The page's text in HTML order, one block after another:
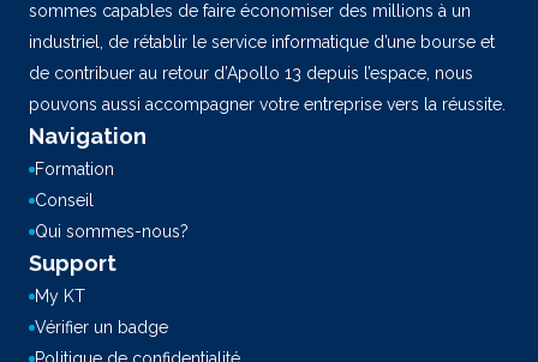
sommes capables de faire économiser des millions à un
industriel, de rétablir le service informatique d’une bourse et
de contribuer au retour d’Apollo 13 depuis l’espace, nous
pouvons aussi accompagner votre entreprise vers la réussite.
Navigation
Formation
Conseil
Qui sommes-nous?
Support
My KT
Vérifier un badge